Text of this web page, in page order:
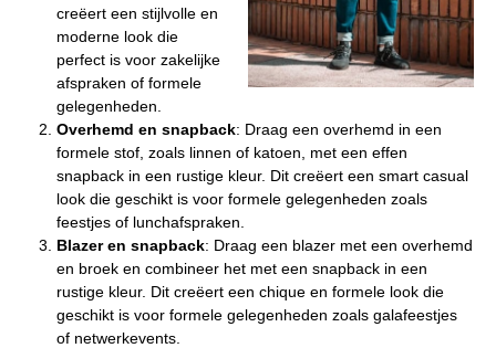
creëert een stijlvolle en
moderne look die
perfect is voor zakelijke
afspraken of formele
gelegenheden.
Overhemd en snapback: Draag een overhemd in een
formele stof, zoals linnen of katoen, met een effen
snapback in een rustige kleur. Dit creëert een smart casual
look die geschikt is voor formele gelegenheden zoals
feestjes of lunchafspraken.
Blazer en snapback: Draag een blazer met een overhemd
en broek en combineer het met een snapback in een
rustige kleur. Dit creëert een chique en formele look die
geschikt is voor formele gelegenheden zoals galafeestjes
of netwerkevents.